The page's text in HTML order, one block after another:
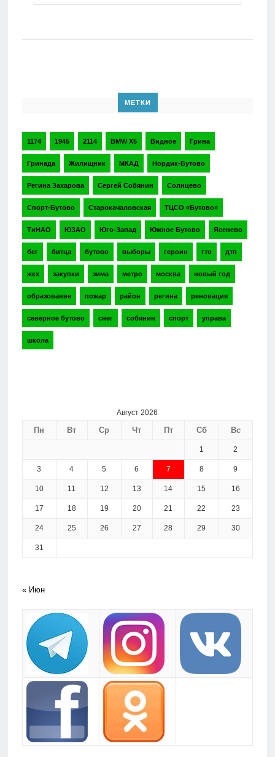
МЕТКИ
1174 1945 2114 BMW X5 Видное Грина
Гринада Жилищник МКАД Нордик-Бутово
Регина Захарова Сергей Собянин Солнцево
Спорт-Бутово Старокачаловская ТЦСО «Бутово»
ТиНАО ЮЗАО Юго-Запад Южное Бутово Ясенево
бег битца бутово выборы героин гто дтп
жкх закупки зима метро москва новый год
образование пожар район регина реновация
северное бутово снег собянин спорт управа
школа
Август 2026
Пн Вт Ср Чт Пт Сб Вс
1 2
3 4 5 6 7 8 9
10 11 12 13 14 15 16
17 18 19 20 21 22 23
24 25 26 27 28 29 30
31
« Июн